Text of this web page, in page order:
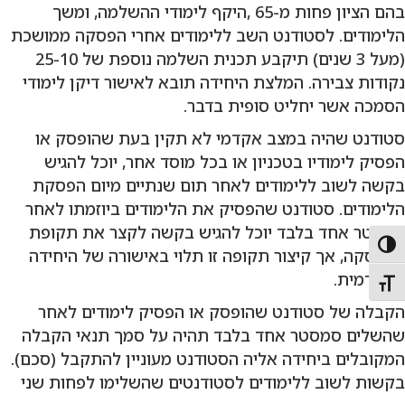
Toggle High Contrast
Toggle Font size
בהם הציון פחות מ-65 ,היקף לימודי ההשלמה, ומשך
הלימודים. לסטודנט השב ללימודים אחרי הפסקה ממושכת
(מעל 3 שנים) תיקבע תכנית השלמה נוספת של 25-10
נקודות צבירה. המלצת היחידה תובא לאישור דיקן לימודי
הסמכה אשר יחליט סופית בדבר.
סטודנט שהיה במצב אקדמי לא תקין בעת שהופסק או
הפסיק לימודיו בטכניון או בכל מוסד אחר, יוכל להגיש
בקשה לשוב ללימודים לאחר תום שנתיים מיום הפסקת
הלימודים. סטודנט שהפסיק את הלימודים ביוזמתו לאחר
סמסטר אחד בלבד יוכל להגיש בקשה לקצר את תקופת
ההפסקה, אך קיצור תקופה זו תלוי באישורה של היחידה
האקדמית.
הקבלה של סטודנט שהופסק או הפסיק לימודים לאחר
שהשלים סמסטר אחד בלבד תהיה על סמך תנאי הקבלה
המקובלים ביחידה אליה הסטודנט מעוניין להתקבל (סכם).
בקשות לשוב ללימודים לסטודנטים שהשלימו לפחות שני